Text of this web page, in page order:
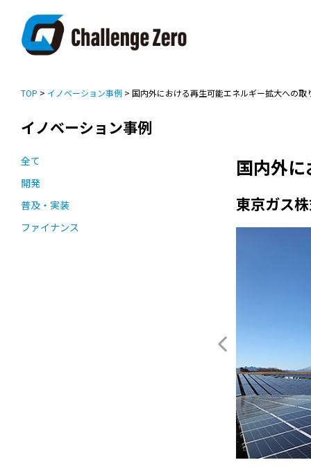
TOP > イノベーション事例 > 国内外における再生可能エネルギー拡大への取
イノベーション事例
全て
開発
普及・実装
ファイナンス
国内外
東京ガス